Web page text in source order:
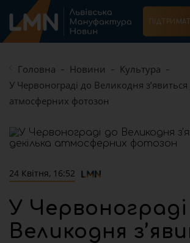
Головна Новини
Культура
У Червонограді до Великодня з’явиться
атмосферних фотозон
24 Квітня, 16:52
У
Великодня